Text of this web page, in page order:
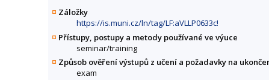
Záložky
https://is.muni.cz/ln/tag/LF:aVLLP0633c!
Přístupy, postupy a metody používané ve výuce
seminar/training
Způsob ověření výstupů z učení a požadavky na
exam